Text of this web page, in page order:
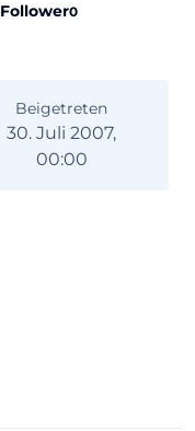
Follower0
Beigetreten
30. Juli 2007,
00:00